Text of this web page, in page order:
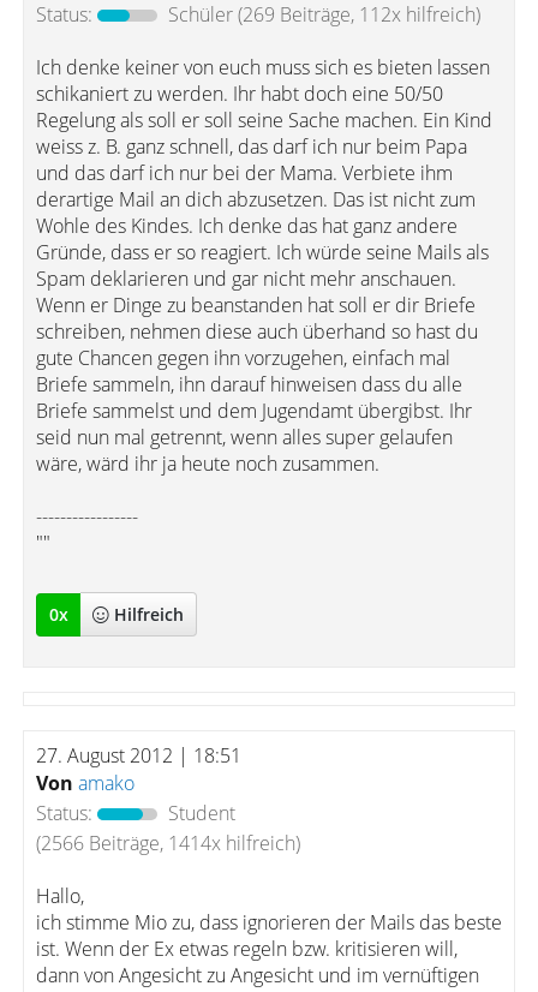
Status:
Schüler(269 Beiträge, 112x hilfreich)
Ich denke keiner von euch muss sich es bieten lassen
schikaniert zu werden. Ihr habt doch eine 50/50
Regelung als soll er soll seine Sache machen. Ein Kind
weiss z. B. ganz schnell, das darf ich nur beim Papa
und das darf ich nur bei der Mama. Verbiete ihm
derartige Mail an dich abzusetzen. Das ist nicht zum
Wohle des Kindes. Ich denke das hat ganz andere
Gründe, dass er so reagiert. Ich würde seine Mails als
Spam deklarieren und gar nicht mehr anschauen.
Wenn er Dinge zu beanstanden hat soll er dir Briefe
schreiben, nehmen diese auch überhand so hast du
gute Chancen gegen ihn vorzugehen, einfach mal
Briefe sammeln, ihn darauf hinweisen dass du alle
Briefe sammelst und dem Jugendamt übergibst. Ihr
seid nun mal getrennt, wenn alles super gelaufen
wäre, wärd ihr ja heute noch zusammen.
-----------------
""
0x Hilfreich
27. August 2012 | 18:51
Von amako
Status:
Student
(2566 Beiträge, 1414x hilfreich)
Hallo,
ich stimme Mio zu, dass ignorieren der Mails das beste
ist. Wenn der Ex etwas regeln bzw. kritisieren will,
dann von Angesicht zu Angesicht und im vernüftigen